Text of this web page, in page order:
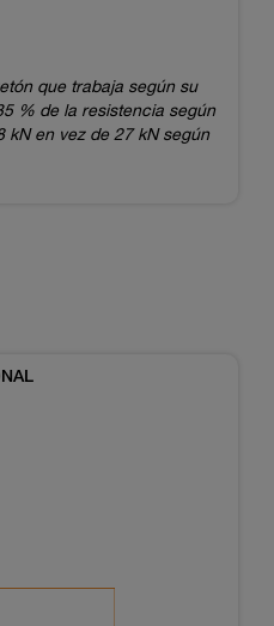
que trabaja según su
% de la resistencia según
kN en vez de 27 kN según